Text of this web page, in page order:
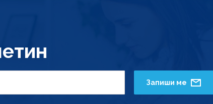
Запиши ме